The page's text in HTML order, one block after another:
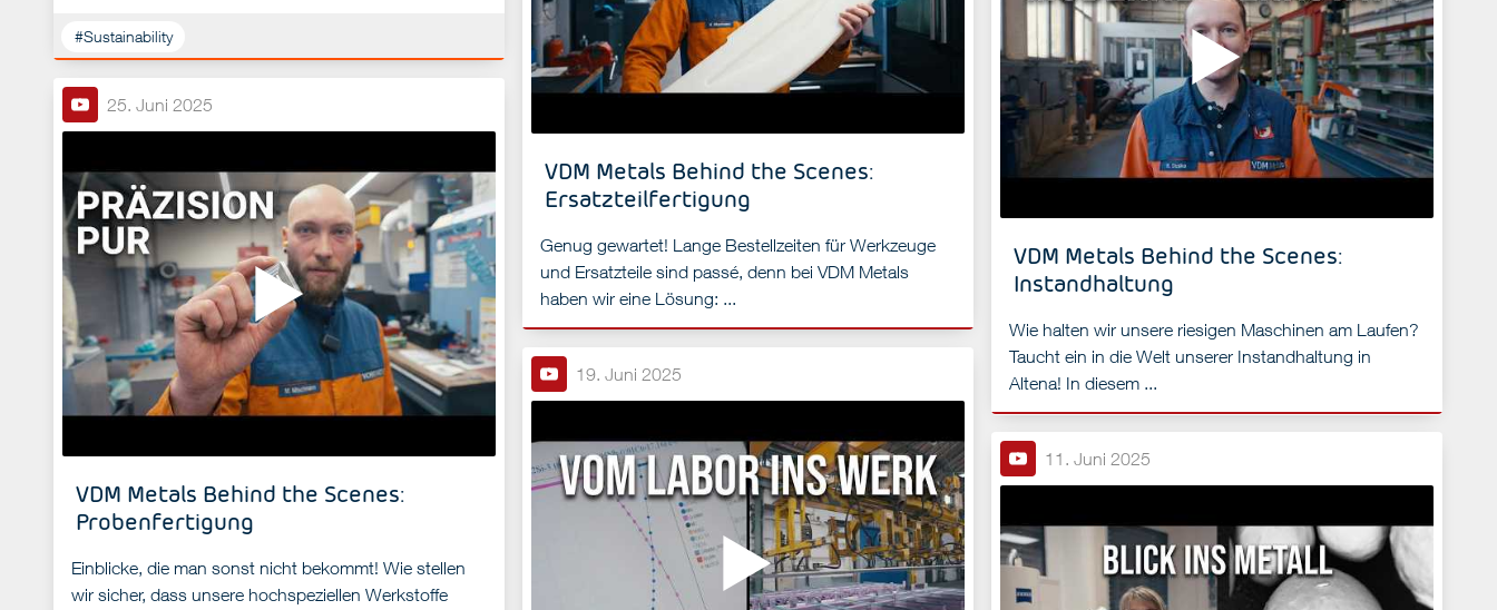
#Sustainability
VDM Metals Behind the Scenes:
Ersatzteilfertigung
Genug gewartet! Lange Bestellzeiten für Werkzeuge
und Ersatzteile sind passé, denn bei VDM Metals
haben wir eine Lösung: ...
VDM Metals Behind the Scenes:
Instandhaltung
Wie halten wir unsere riesigen Maschinen am Laufen?
Taucht ein in die Welt unserer Instandhaltung in
Altena! In diesem ...
25. Juni 2025
VDM Metals Behind the Scenes:
Probenfertigung
Einblicke, die man sonst nicht bekommt! Wie stellen
wir sicher, dass unsere hochspeziellen Werkstoffe
19. Juni 2025
11. Juni 2025